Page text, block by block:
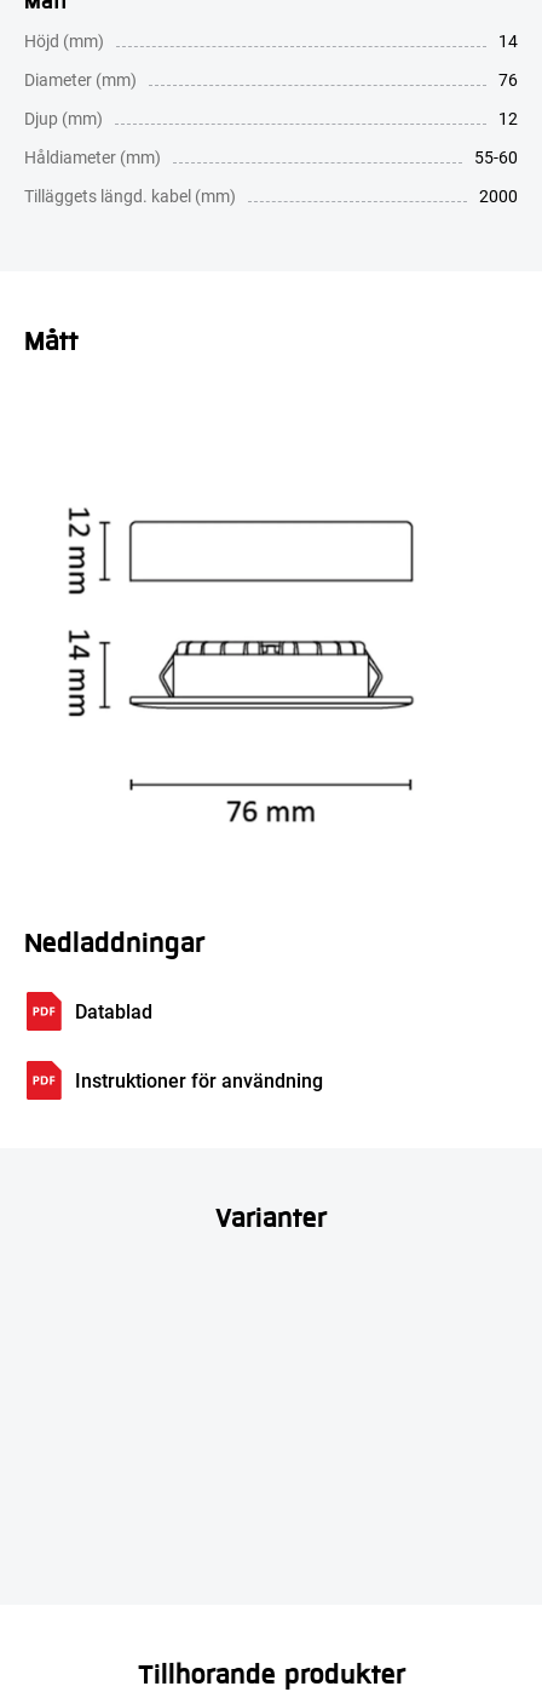
Höjd (mm)
14
Diameter (mm)
76
Djup (mm)
12
Håldiameter (mm)
55-60
Tilläggets längd. kabel (mm)
2000
Mått
Nedladdningar
Datablad
Instruktioner för användning
Varianter
Tillhörande produkter